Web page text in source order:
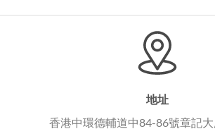
地址
香港中環德輔道中84-86號章記